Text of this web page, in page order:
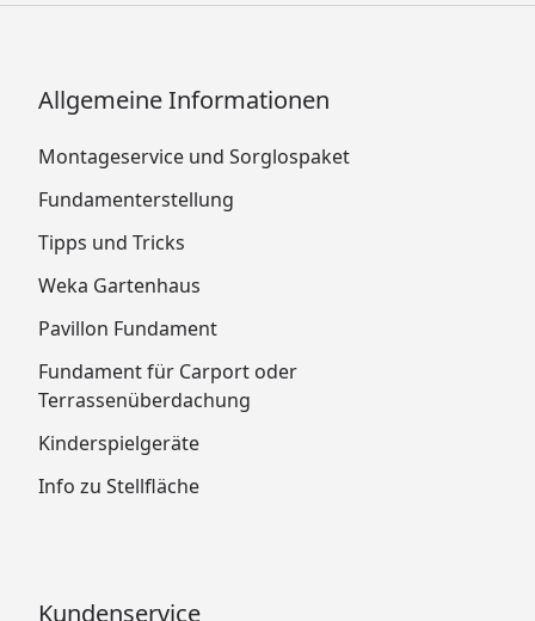
Allgemeine Informationen
Montageservice und Sorglospaket
Fundamenterstellung
Tipps und Tricks
Weka Gartenhaus
Pavillon Fundament
Fundament für Carport oder
Terrassenüberdachung
Kinderspielgeräte
Info zu Stellfläche
Kundenservice